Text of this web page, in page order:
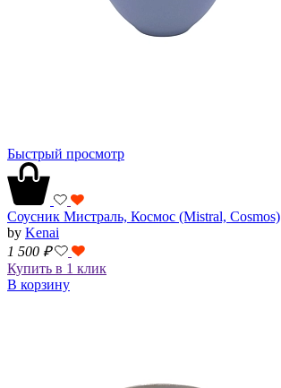
Быстрый просмотр
Соусник Мистраль, Космос (Mistral, Cosmos)
by Kenai
1 500 ₽
Купить в 1 клик
В корзину